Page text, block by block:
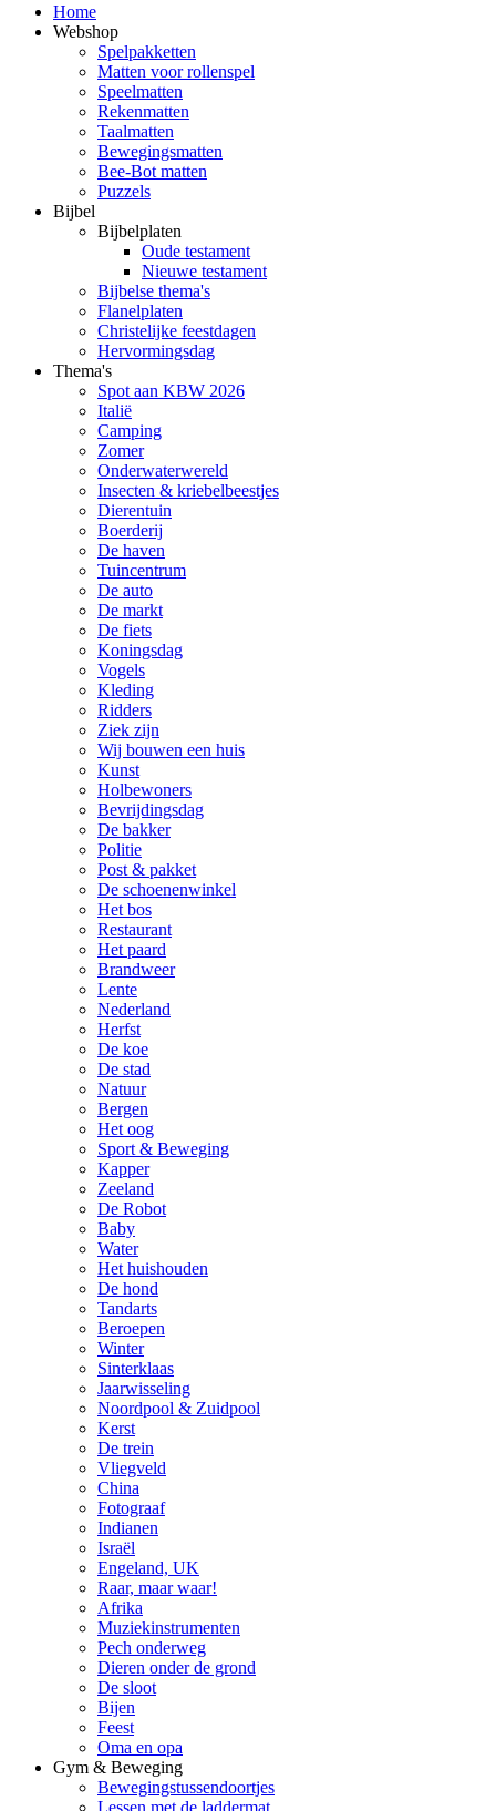
Home
Webshop
Spelpakketten
Matten voor rollenspel
Speelmatten
Rekenmatten
Taalmatten
Bewegingsmatten
Bee-Bot matten
Puzzels
Bijbel
Bijbelplaten
Oude testament
Nieuwe testament
Bijbelse thema's
Flanelplaten
Christelijke feestdagen
Hervormingsdag
Thema's
Spot aan KBW 2026
Italië
Camping
Zomer
Onderwaterwereld
Insecten & kriebelbeestjes
Dierentuin
Boerderij
De haven
Tuincentrum
De auto
De markt
De fiets
Koningsdag
Vogels
Kleding
Ridders
Ziek zijn
Wij bouwen een huis
Kunst
Holbewoners
Bevrijdingsdag
De bakker
Politie
Post & pakket
De schoenenwinkel
Het bos
Restaurant
Het paard
Brandweer
Lente
Nederland
Herfst
De koe
De stad
Natuur
Bergen
Het oog
Sport & Beweging
Kapper
Zeeland
De Robot
Baby
Water
Het huishouden
De hond
Tandarts
Beroepen
Winter
Sinterklaas
Jaarwisseling
Noordpool & Zuidpool
Kerst
De trein
Vliegveld
China
Fotograaf
Indianen
Israël
Engeland, UK
Raar, maar waar!
Afrika
Muziekinstrumenten
Pech onderweg
Dieren onder de grond
De sloot
Bijen
Feest
Oma en opa
Gym & Beweging
Bewegingstussendoortjes
Lessen met de laddermat